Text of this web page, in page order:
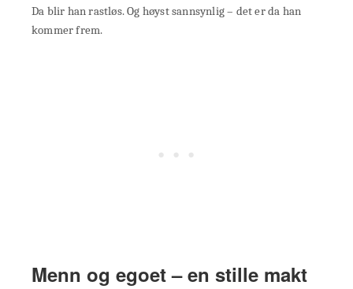
Da blir han rastløs. Og høyst sannsynlig – det er da han
kommer frem.
Menn og egoet – en stille makt